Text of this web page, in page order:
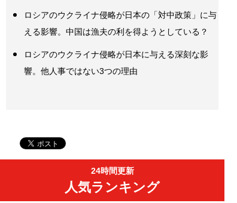
ロシアのウクライナ侵略が日本の「対中政策」に与
える影響。中国は漁夫の利を得ようとしている？
ロシアのウクライナ侵略が日本に与える深刻な影
響。他人事ではない3つの理由
24時間更新
人気ランキング